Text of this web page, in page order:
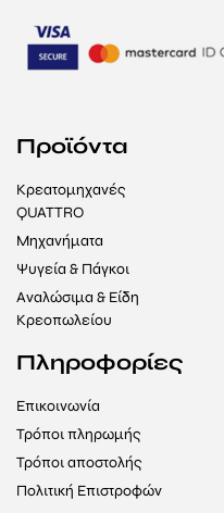
Προϊόντα
Κρεατομηχανές
QUATTRO
Μηχανήματα
Ψυγεία & Πάγκοι
Αναλώσιμα & Είδη
Κρεοπωλείου
Πληροφορίες
Επικοινωνία
Τρόποι πληρωμής
Τρόποι αποστολής
Πολιτική Επιστροφών